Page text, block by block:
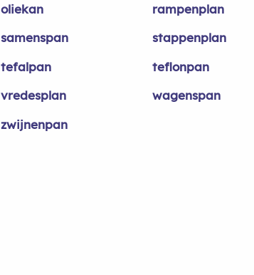
oliekan
rampenplan
samenspan
stappenplan
tefalpan
teflonpan
vredesplan
wagenspan
zwijnenpan